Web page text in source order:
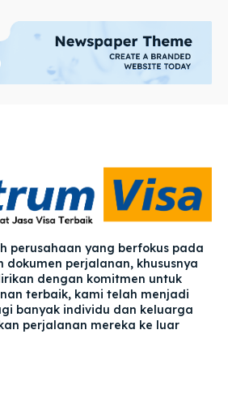
perusahaan yang berfokus pada
dokumen perjalanan, khususnya
dengan komitmen untuk
terbaik, kami telah menjadi
banyak individu dan keluarga
perjalanan mereka ke luar